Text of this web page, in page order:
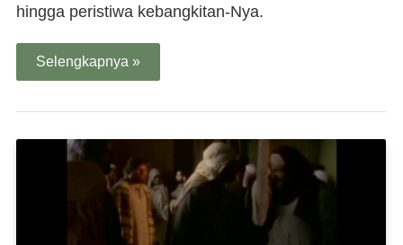
hingga peristiwa kebangkitan-Nya.
Selengkapnya »